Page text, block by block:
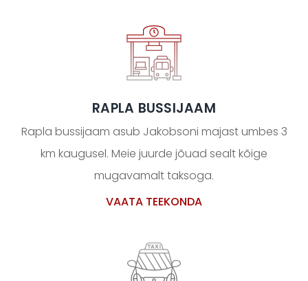
RAPLA BUSSIJAAM
Rapla bussijaam asub Jakobsoni majast umbes 3
km kaugusel. Meie juurde jõuad sealt kõige
mugavamalt taksoga.
VAATA TEEKONDA